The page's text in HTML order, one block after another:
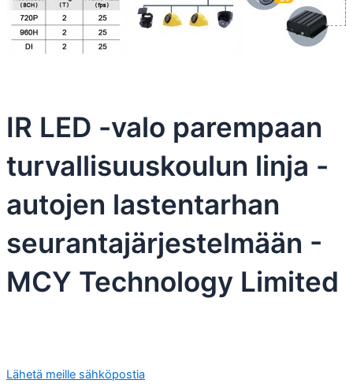
IR LED -valo parempaan
turvallisuuskoulun linja -
autojen lastentarhan
seurantajärjestelmään -
MCY Technology Limited
Lähetä meille sähköpostia